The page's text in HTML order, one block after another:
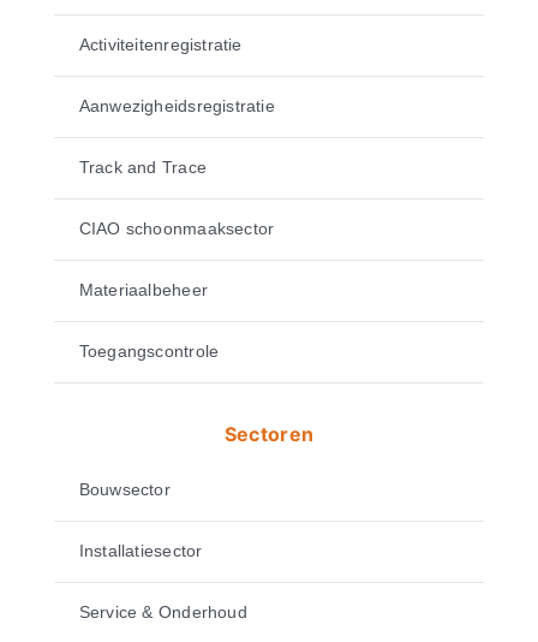
Activiteitenregistratie
Aanwezigheidsregistratie
Track and Trace
CIAO schoonmaaksector
Materiaalbeheer
Toegangscontrole
Sectoren
Bouwsector
Installatiesector
Service & Onderhoud